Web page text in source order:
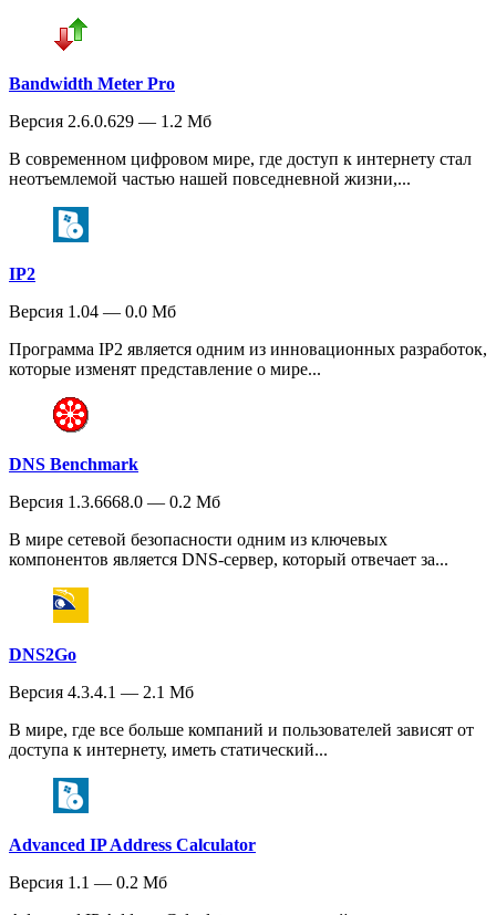
Bandwidth Meter Pro
Версия 2.6.0.629 — 1.2 Мб
В современном цифровом мире, где доступ к интернету стал
неотъемлемой частью нашей повседневной жизни,...
IP2
Версия 1.04 — 0.0 Мб
Программа IP2 является одним из инновационных разработок,
которые изменят представление о мире...
DNS Benchmark
Версия 1.3.6668.0 — 0.2 Мб
В мире сетевой безопасности одним из ключевых
компонентов является DNS-сервер, который отвечает за...
DNS2Go
Версия 4.3.4.1 — 2.1 Мб
В мире, где все больше компаний и пользователей зависят от
доступа к интернету, иметь статический...
Advanced IP Address Calculator
Версия 1.1 — 0.2 Мб